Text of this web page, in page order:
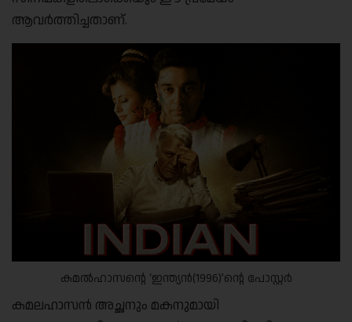
ആവര്‍ത്തിച്ചതാണ്.
കമൽഹാസന്റെ ‘ഇന്ത്യൻ(1996)’ന്റെ പോസ്റ്റർ
കമലഹാസന്‍ അച്ഛനും മകനുമായി